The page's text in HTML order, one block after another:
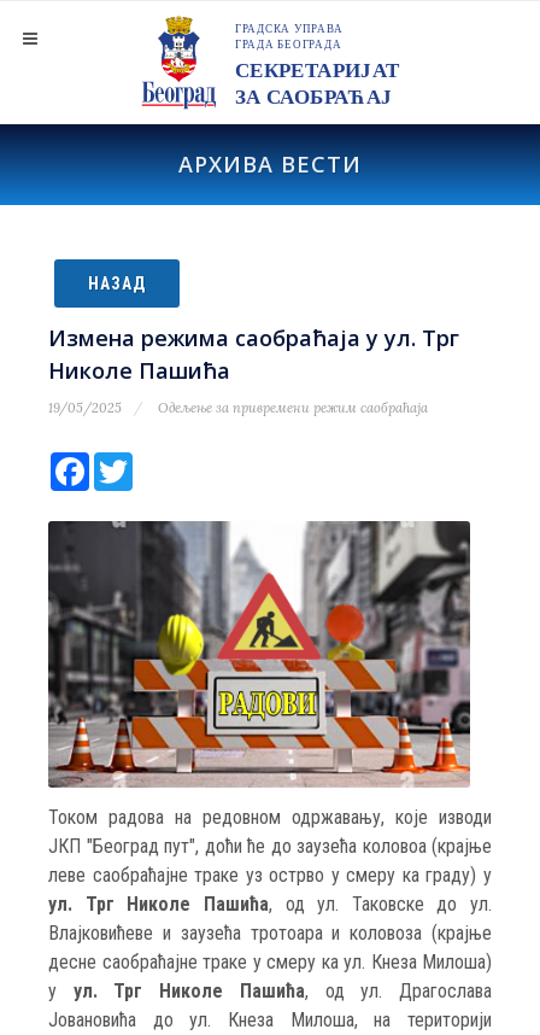
АРХИВА ВЕСТИ
НАЗАД
Измена режима саобраћаја у ул. Трг
Николе Пашића
19/05/2025 Одељење за привремени режим саобраћаја
Facebook
Током радова на редовном одржавању, које изводи
ЈКП "Београд пут", доћи ће до заузећа коловоа (крајње
леве саобраћајне траке уз острво у смеру ка граду) у
ул. Трг Николе Пашића, од ул. Таковске до ул.
Влајковићеве и заузећа тротоара и коловоза (крајње
десне саобраћајне траке у смеру ка ул. Кнеза Милоша)
у ул. Трг Николе Пашића, од ул. Драгослава
Јовановића до ул. Кнеза Милоша, на територији